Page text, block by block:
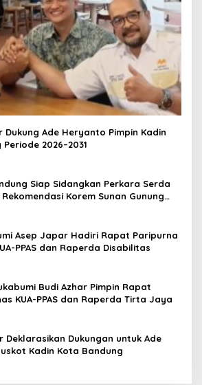
Dukung Ade Heryanto Pimpin Kadin
2026–2031
Siap Sidangkan Perkara Serda
Korem Sunan Gunung
Asep Japar Hadiri Rapat Paripurna
PPAS dan Raperda Disabilitas
Budi Azhar Pimpin Rapat
KUA-PPAS dan Raperda Tirta Jaya
Deklarasikan Dukungan untuk Ade
Kadin Kota Bandung